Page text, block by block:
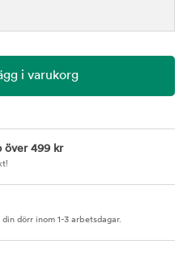
över 499 kr
dörr inom 1-3 arbetsdagar.